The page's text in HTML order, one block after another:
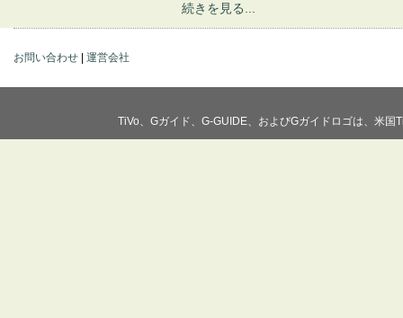
続きを見る...
お問い合わせ 運営会社
TiVo、Gガイド、G-GUIDE、およびGガイドロゴは、米